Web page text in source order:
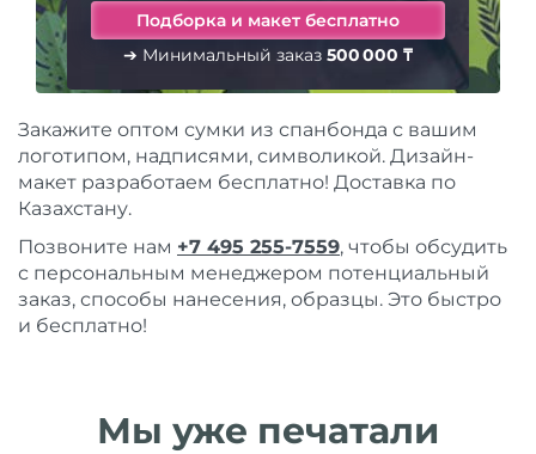
➔ Минимальный заказ 500 000 ₸
Закажите оптом сумки из спанбонда с вашим
логотипом, надписями, символикой. Дизайн-
макет разработаем бесплатно! Доставка по
Казахстану.
Позвоните нам +7 495 255-7559, чтобы обсудить
с персональным менеджером потенциальный
заказ, способы нанесения, образцы. Это быстро
и бесплатно!
Мы уже печатали